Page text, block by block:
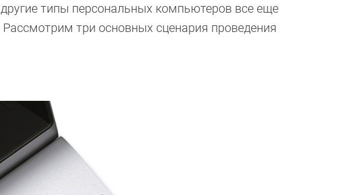
типы персональных компьютеров все еще
три основных сценария проведения